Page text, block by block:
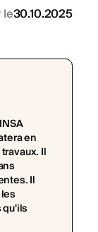
le30.10.2025
en
Il
Il